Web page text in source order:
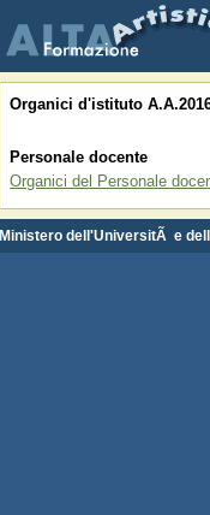
Organici d'istituto
Personale docente
Organici del Personale
Ministero dell'UniversitÃ e